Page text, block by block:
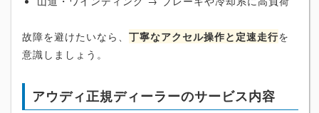
故障を避けたいなら、 丁寧なアクセル操作と定速走行を
意識しましょう。
アウディ正規ディーラーのサービス内容